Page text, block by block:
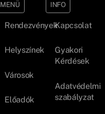
MENÜ
Rendezvények
Helyszínek
Városok
Előadók
INFO
Kapcsolat
Gyakori
Kérdések
Adatvédelmi
szabályzat